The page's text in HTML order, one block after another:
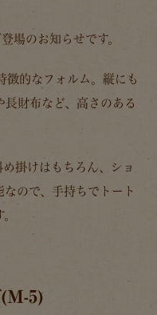
場のお知らせです。
徴的なフォルム。縦にも
財布など、高さのある
掛けはもちろん、ショ
ので、手持ちでトート
5)